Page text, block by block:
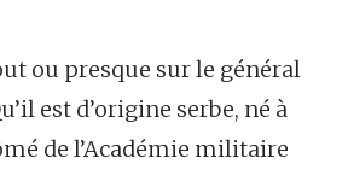
ou presque sur le général
est d’origine serbe, né à
de l’Académie militaire